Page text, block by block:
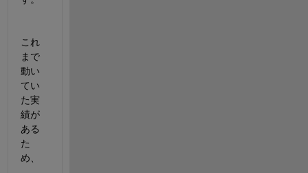
これ
まで
動い
てい
た実
績が
ある
た
め、